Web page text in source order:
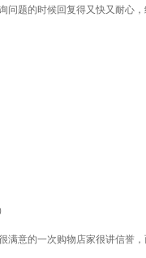
题的时候回复得又快又耐心
意的一次购物店家很讲信誉